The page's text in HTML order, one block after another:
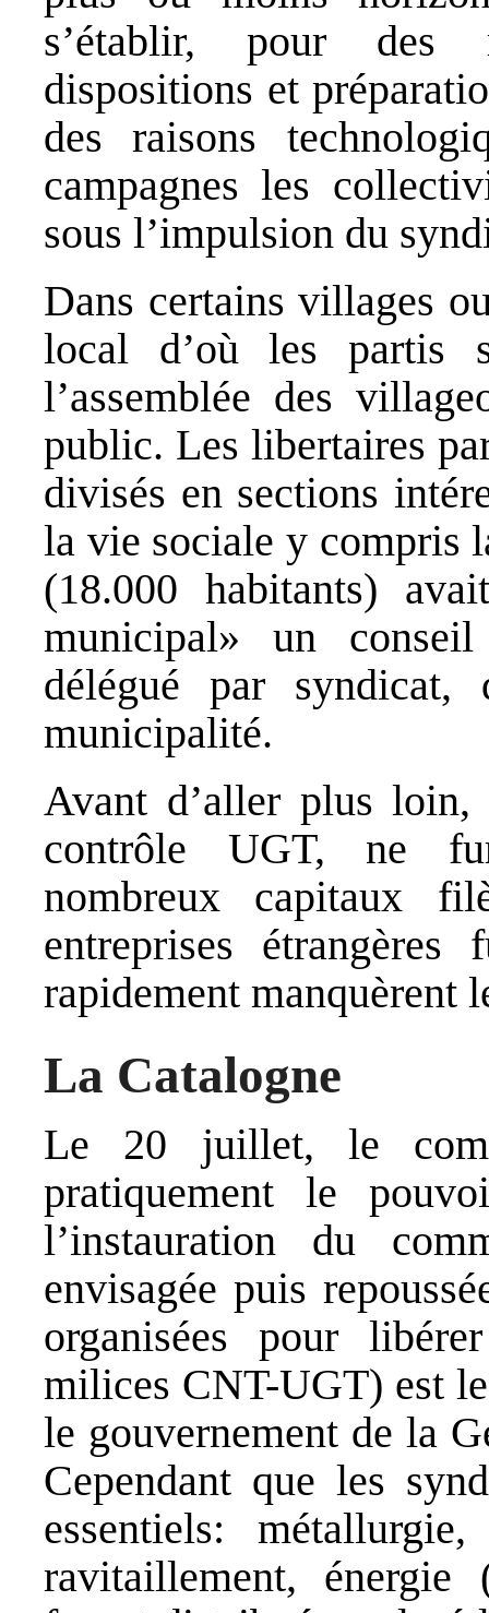
s’établir, pour des
dispositions et
des raisons
campagnes les
sous l’impulsion du
Dans certains villages
local d’où les partis
l’assemblée des
public. Les libertaires
divisés en sections
la vie sociale y compris
(18.000 habitants)
municipal» un conseil
délégué par
municipalité.
Avant d’aller plus loin,
contrôle UGT, ne
nombreux capitaux
entreprises
rapidement manquèrent
La Catalogne
Le 20 juillet, le
pratiquement le
l’instauration du
envisagée puis
organisées pour
milices CNT-UGT) est
le gouvernement de la
Cependant que les
essentiels:
ravitaillement,